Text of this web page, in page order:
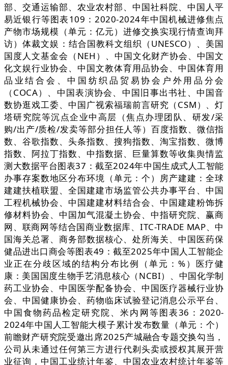
部、交通运输部、农业农村部、中国社科院、中国人平
易近银行等图表109：2020-2024年中国机械进修焦点
产物市场规模（单元：亿元）进修交换实现行情查询拜
访）体裁文娱：结合国教科文组织（UNESCO）、美国
国度人文基金会（NEH）、中国文化财产协会、中国文
化文娱行业协会、中国文教体育用品协会、中国体育用
品业结合会、中国纺织品贸易协会户外用品分会
（COCA）、中国表演协会、中国旧事出书社、中国音
数协逛戏工委、中国广视索福瑞前言研究（CSM）、灯
塔研究院等沉点企业中高层（焦点办理团队、研发/采
购/出产/质检/发卖等部分担任人等）百度指数、微信指
数、谷歌指数、头条指数、搜狗指数、淘宝指数、微博
指数、阿拉丁指数、中指数据、巨量算数等收集舆情监
测大数据平台图表37：截至2024年中国生成式人工智能
办事存案数地区分布环境（单元：个）房产建建：全球
建建扶植联盟、全国建建市场监管公共办事平台、中国
工程机械协会、中国建建材料结合会、中国建建粉饰拆
修材料协会、中国加气混凝土协会、中指研究院、赢商
网、联商网等结合国商业数据库、ITC-TRADE MAP、中
国海关总署、商务部数据核心、处所海关、中国医药保
健品进出口商会等图表49：截至2025年中国人工智能企
业正在分歧区域的结构分布比例（单元：%）医疗健
康：美国国度生物手艺消息核心（NCBI）、中国化学制
药工业协会、中国医学配备协会、中国医疗器械行业协
会、中国健康协会、药物临床试验登记消息公示平台、
中国食物药品检定研究院、米内网等图表36：2020-
2024年中国人工智能大模子累计发布数量（单元：个）
前瞻财产研究院受邀出席2025产城融合专题交换勾当，
公司从未通过任何第三方进行代剃头卖或授权其展开营
业征询，中国工业统计年鉴、中国农业农村统计年鉴等